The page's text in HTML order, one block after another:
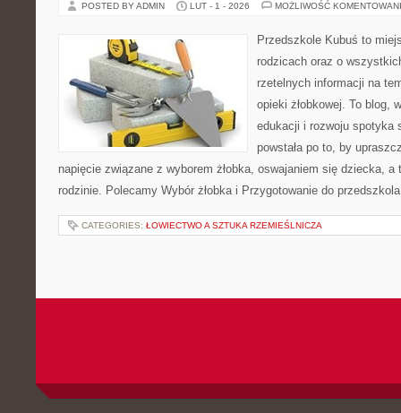
POSTED BY ADMIN LUT - 1 - 2026 MOŻLIWOŚĆ
Przedszkole Kubuś to
rodzicach oraz o
rzetelnych informacji na
opieki żłobkowej. To blog,
edukacji i rozwoju spotyka
powstała po to, by
napięcie związane z wyborem żłobka, oswajaniem się dziecka,
rodzinie. Polecamy Wybór żłobka i Przygotowanie do
CATEGORIES: ŁOWIECTWO A SZTUKA RZEMIEŚLNICZA